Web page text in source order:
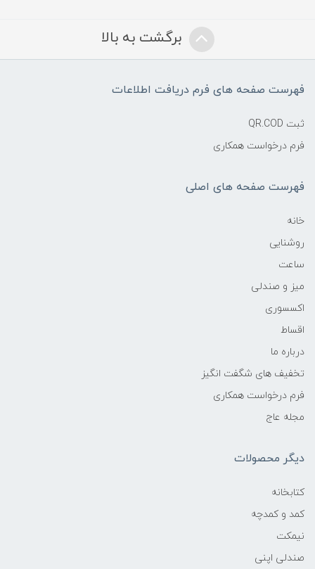
برگشت به بالا
فهرست صفحه های فرم دریافت اطلاعات
ثبت QR.COD
فرم درخواست همکاری
فهرست صفحه های اصلی
خانه
روشنایی
ساعت
میز و صندلی
اکسسوری
اقساط
درباره ما
تخفیف های شگفت انگیز
فرم درخواست همکاری
مجله عاج
دیگر محصولات
کتابخانه
کمد و کمدچه
نیمکت
صندلی اپنی